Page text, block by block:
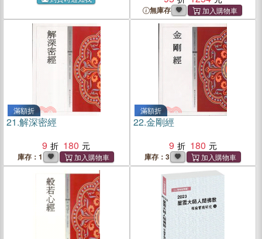
無庫存
滿額折
21.解深密經
9
180
庫存：1
滿額折
22.金剛經
9
180
庫存：3